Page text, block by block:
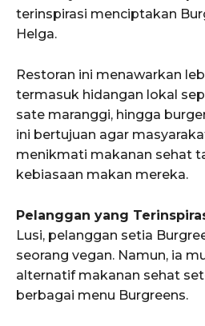
terinspirasi menciptakan
Helga.
Restoran ini menawarkan
termasuk hidangan lokal
sate maranggi, hingga
ini bertujuan agar
menikmati makanan sehat
kebiasaan makan mereka.
Pelanggan yang
Lusi, pelanggan setia
seorang vegan. Namun, ia
alternatif makanan sehat
berbagai menu Burgreens.